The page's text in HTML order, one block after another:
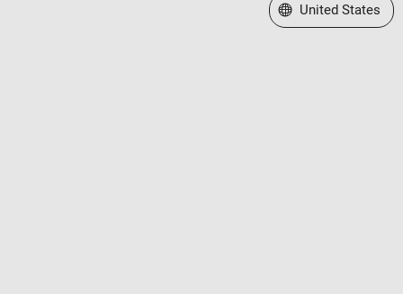
Select a Web Site
United States